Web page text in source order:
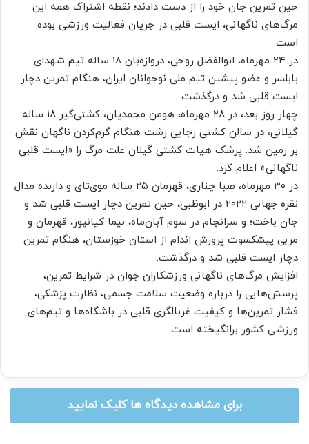
حین تمرین جان خود را از دست دادند؛ نقطه اشتراک همه این
مرگ‌های ناگهانی، ایست قلبی در جریان فعالیت ورزشی بوده
است.
در ۲۴ مهرماه، ابوالفضل روحی، دروازه‌بان ۱۸ ساله تیم شهدای
بابلسر و عضو پیشین تیم ملی نوجوانان ایران، هنگام تمرین دچار
ایست قلبی شد و درگذشت.
چهار روز بعد، در ۲۸ مهرماه، هومن محمدیان، کشتی‌گیر ۱۸ ساله
گیلانی، در سالن کشتی رجایی رشت هنگام گرم‌کردن ناگهان نقش
بر زمین شد. پزشک هیات کشتی گیلان علت مرگ را «ایست قلبی
ناگهانی» اعلام کرد.
در ۳۰ مهرماه، صبا چناری، قهرمان ۲۵ ساله موی‌تای و دارنده مدال
نقره جهانی ۲۰۲۲ در ابوظبی، حین تمرین دچار ایست قلبی شد و
جان باخت؛ و سرانجام در سوم آبان‌ماه، نیما کیانپور، قهرمان و
مربی پیشکسوت پرورش اندام از استان خوزستان، هنگام تمرین
دچار ایست قلبی شد و درگذشت.
افزایش مرگ‌های ناگهانی ورزشکاران جوان در شرایط تمرین،
پرسش‌هایی را درباره وضعیت سلامت جسمی، نظارت پزشکی،
فشار تمرین‌ها و کیفیت غربالگری قلبی در باشگاه‌ها و تیم‌های
ورزشی کشور برانگیخته است.
برای مشاهده دیدگاه ها کلیک نمایید